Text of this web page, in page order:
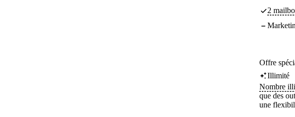
2
Offre
Illimité
Nombre
que des
une